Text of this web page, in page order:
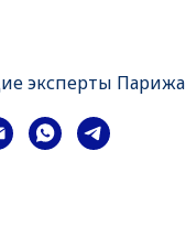
эксперты Парижа